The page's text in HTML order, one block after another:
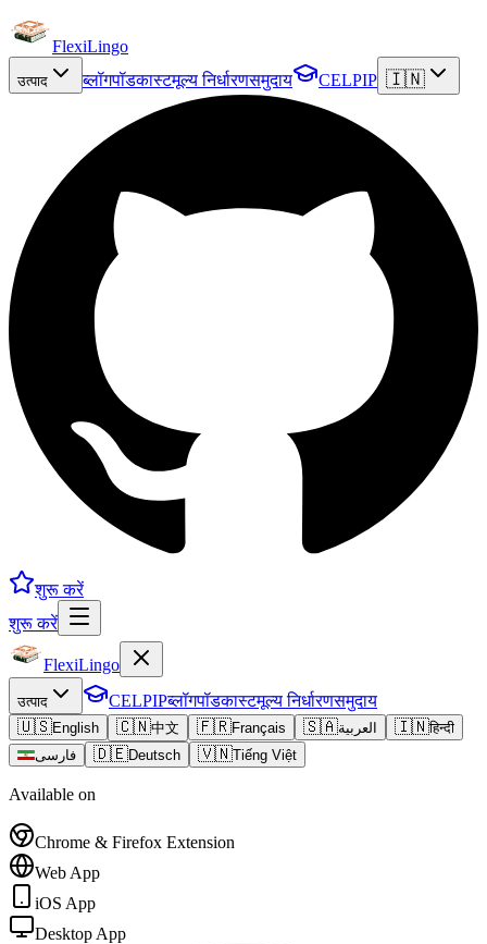
FlexiLingo
उत्पाद ब्लॉगपॉडकास्टमूल्य निर्धारणसमुदाय CELPIP 🇮🇳
शुरू करें
शुरू करें
FlexiLingo
उत्पाद CELPIPब्लॉगपॉडकास्टमूल्य निर्धारणसमुदाय
🇺🇸English 🇨🇳中文 🇫🇷Français 🇸🇦العربية 🇮🇳हिन्दी
فارسی
🇩🇪Deutsch 🇻🇳Tiếng Việt
Available on
Chrome & Firefox Extension
Web App
iOS App
Desktop App